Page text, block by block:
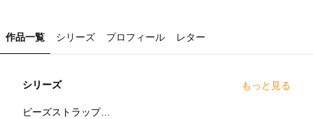
作品一覧 シリーズ プロフィール レター
シリーズ もっと見る
ビーズストラップ・キーホルダー